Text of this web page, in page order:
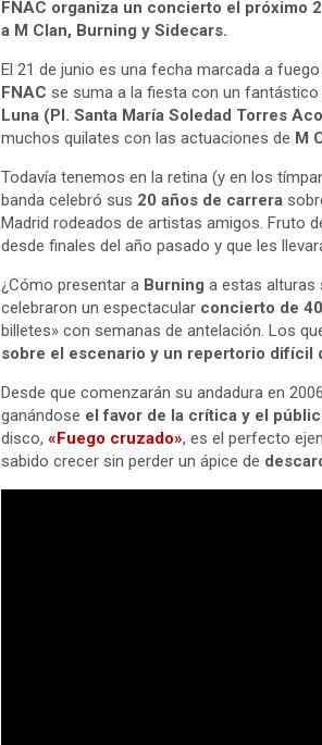
FNAC organiza un concierto el próximo
a M Clan, Burning y Sidecars.
El 21 de junio es una fecha marcada a
FNAC se suma a la fiesta con un fantástico
Luna (Pl. Santa María Soledad Torres
muchos quilates con las actuaciones de M
Todavía tenemos en la retina (y en los
banda celebró sus 20 años de carrera
Madrid rodeados de artistas amigos. Fruto
desde finales del año pasado y que les
¿Cómo presentar a Burninga estas alturas
celebraron un espectacular concierto de
billetes» con semanas de antelación. Los
sobre el escenario y un repertorio difícil
Desde que comenzarán su andadura en
ganándose el favor de la crítica y el
disco,«Fuego cruzado», es el perfecto
sabido crecer sin perder un ápice de